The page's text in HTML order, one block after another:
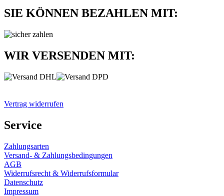
SIE KÖNNEN BEZAHLEN MIT:
WIR VERSENDEN MIT:
Vertrag widerrufen
Service
Zahlungsarten
Versand- & Zahlungsbedingungen
AGB
Widerrufsrecht & Widerrufsformular
Datenschutz
Impressum